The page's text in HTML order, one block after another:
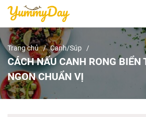
Trang chủ Canh/Súp
CÁCH NẤU CANH RONG BIỂN
NGON CHUẨN VỊ